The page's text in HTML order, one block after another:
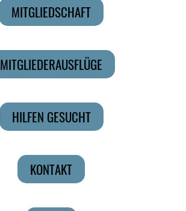
MITGLIEDSCHAFT
MITGLIEDERAUSFLÜGE
HILFEN GESUCHT
KONTAKT